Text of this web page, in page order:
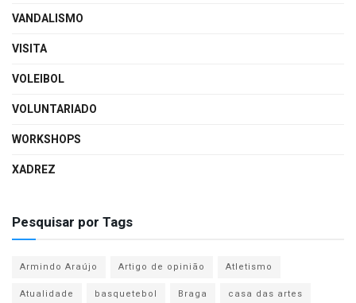
VANDALISMO
VISITA
VOLEIBOL
VOLUNTARIADO
WORKSHOPS
XADREZ
Pesquisar por Tags
Armindo Araújo Artigo de opinião
Atletismo
Atualidade
basquetebol Braga
casa das artes